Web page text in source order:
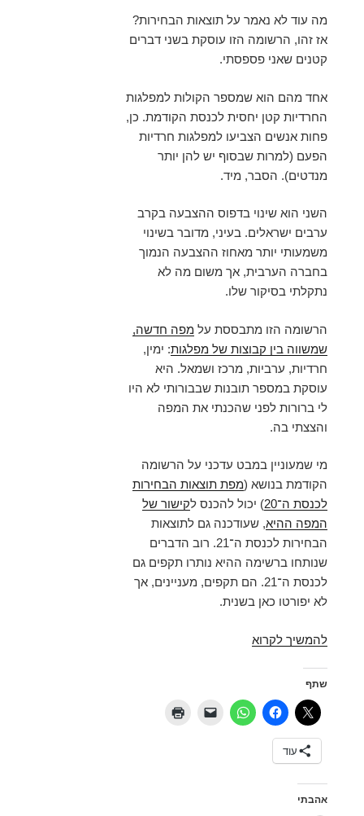
מה עוד לא נאמר על תוצאות הבחירות?
אז זהו, הרשומה הזו עוסקת בשני דברים
קטנים שאני פספסתי.
אחד מהם הוא שמספר הקולות למפלגות
החרדיות קטן יחסית לכנסת הקודמת. כן,
פחות אנשים הצביעו למפלגות חרדיות
הפעם (למרות שבסוף יש להן יותר
מנדטים). הסבר, מיד.
השני הוא שינוי בדפוס ההצבעה בקרב
ערבים ישראלים. בעיני, מדובר בשינוי
משמעותי יותר מאחוז ההצבעה הנמוך
בחברה הערבית, אך משום מה לא
נתקלתי בסיקור שלו.
הרשומה הזו מתבססת על מפה חדשה,
שמשווה בין קבוצות של מפלגות: ימין,
חרדיות, ערביות, מרכז ושמאל. היא
עוסקת במספר תובנות שבבורותי לא היו
לי ברורות לפני שהכנתי את המפה
והצצתי בה.
מי שמעוניין במבט עדכני על הרשומה
הקודמת בנושא (מפת תוצאות הבחירות
לכנסת ה־20
) יכול להכנס לקישור של
המפה ההיא, שעודכנה גם לתוצאות
הבחירות לכנסת ה־21. רוב הדברים
שנותחו ברשימה ההיא נותרו תקפים גם
לכנסת ה־21. הם תקפים, מעניינים, אך
לא יפורטו כאן בשנית.
להמשיך לקרוא
–
מפות
שתף
עוד
אהבתי